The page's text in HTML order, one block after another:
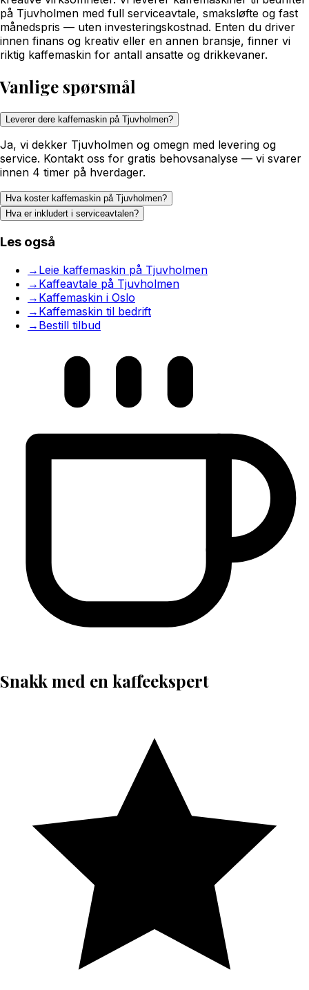
på Tjuvholmen med full serviceavtale, smaksløfte og fast
månedspris — uten investeringskostnad. Enten du driver
innen finans og kreativ eller en annen bransje, finner vi
riktig kaffemaskin for antall ansatte og drikkevaner.
Vanlige spørsmål
Leverer dere kaffemaskin på Tjuvholmen?
Ja, vi dekker Tjuvholmen og omegn med levering og
service. Kontakt oss for gratis behovsanalyse — vi svarer
innen 4 timer på hverdager.
Hva koster kaffemaskin på Tjuvholmen?
Hva er inkludert i serviceavtalen?
Les også
→ Leie kaffemaskin på Tjuvholmen
→ Kaffeavtale på Tjuvholmen
→ Kaffemaskin i Oslo
→ Kaffemaskin til bedrift
→ Bestill tilbud
Snakk med en kaffeekspert